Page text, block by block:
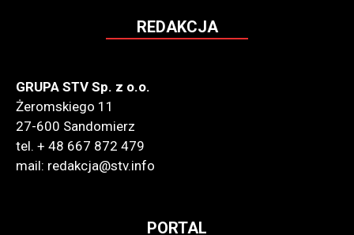
REDAKCJA
GRUPA STV Sp. z o.o.
Żeromskiego 11
27-600 Sandomierz
tel. + 48 667 872 479
mail: redakcja@stv.info
PORTAL